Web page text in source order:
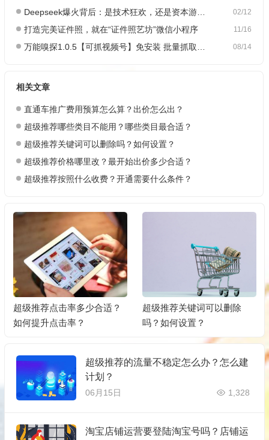
02/12
Deepseek爆火背后：是技术狂欢，还是资本游戏？
11/16
打造完美证件照，就在“证件照艺坊”微信小程序
08/14
万能嗅探1.0.5【可抓视频号】免安装 批量抓取媒体文件
相关文章
直通车推广费用预算怎么算？出价怎么出？
超级推荐哪些类目不能用？哪些类目最合适？
超级推荐关键词可以删除吗？如何设置？
超级推荐价格哪里改？最开始出价多少合适？
超级推荐按照什么收费？开通需要什么条件？
超级推荐点击率多少合适？
如何提升点击率？
超级推荐关键词可以删除
吗？如何设置？
超级推荐的流量不稳定怎么办？怎么建
计划？
06月15日 1,328
淘宝店铺运营要登陆淘宝号吗？店铺运